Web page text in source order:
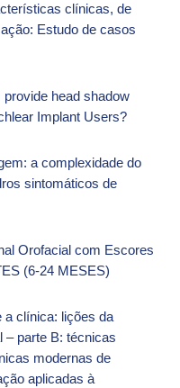
clínicas, de
Estudo de casos
head shadow
Implant Users?
a complexidade do
sintomáticos de
Orofacial com Escores
(6-24 MESES)
a clínica: lições da
– parte B: técnicas
modernas de
aplicadas à